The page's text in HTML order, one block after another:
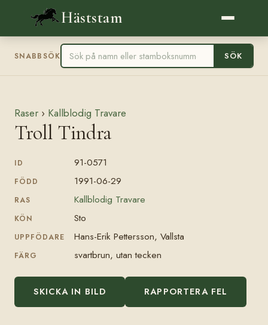
Häststam
SNABBSÖK SÖK
Raser › Kallblodig Travare
Troll Tindra
ID 91-0571
FÖDD 1991-06-29
RAS Kallblodig Travare
KÖN Sto
UPPFÖDARE Hans-Erik Pettersson, Vallsta
FÄRG svartbrun, utan tecken
SKICKA IN BILD RAPPORTERA FEL